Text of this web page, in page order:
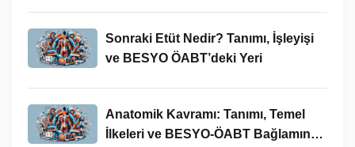
Sonraki Etüt Nedir? Tanımı, İşleyişi
ve BESYO ÖABT’deki Yeri
Anatomik Kavramı: Tanımı, Temel
İlkeleri ve BESYO-ÖABT Bağlamında